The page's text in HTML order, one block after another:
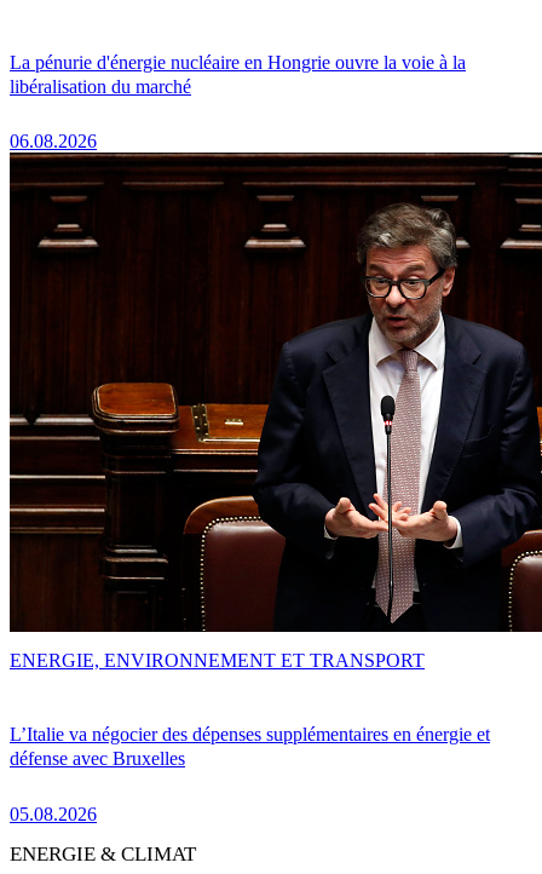
La pénurie d'énergie nucléaire en Hongrie ouvre la voie à la
libéralisation du marché
06.08.2026
L’Italie va négocier des dépenses supplémentaires en énergie et
défense avec Bruxelles
05.08.2026
ENERGIE, ENVIRONNEMENT ET TRANSPORT
ENERGIE & CLIMAT